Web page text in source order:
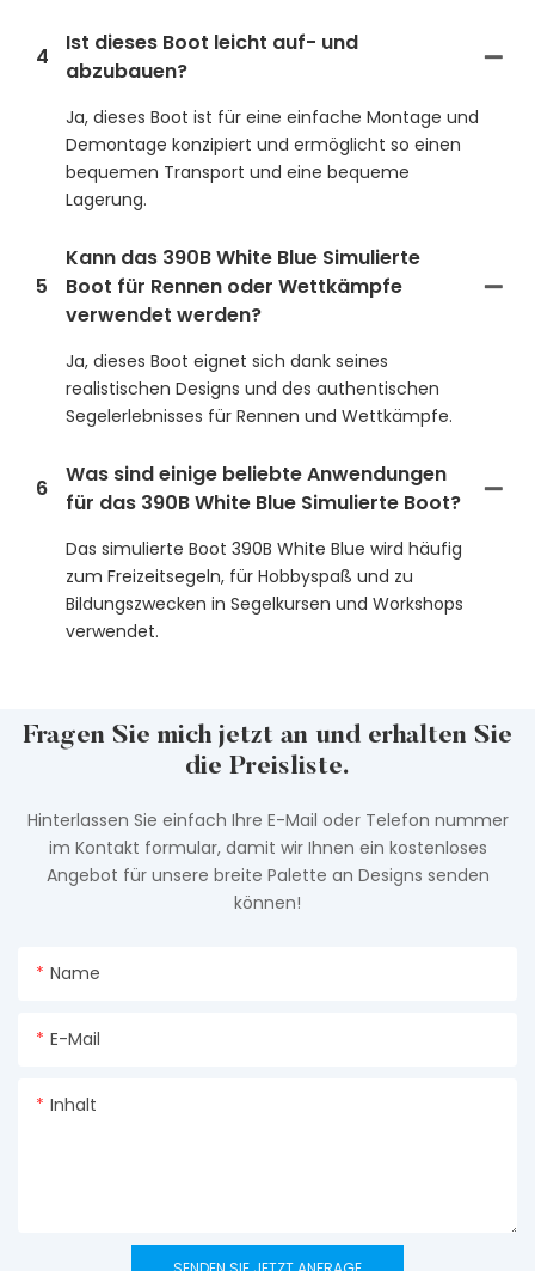
4
Ist dieses Boot leicht auf- und
abzubauen?
Ja, dieses Boot ist für eine einfache Montage und
Demontage konzipiert und ermöglicht so einen
bequemen Transport und eine bequeme
Lagerung.
5
Kann das 390B White Blue Simulierte
Boot für Rennen oder Wettkämpfe
verwendet werden?
Ja, dieses Boot eignet sich dank seines
realistischen Designs und des authentischen
Segelerlebnisses für Rennen und Wettkämpfe.
6
Was sind einige beliebte Anwendungen
für das 390B White Blue Simulierte Boot?
Das simulierte Boot 390B White Blue wird häufig
zum Freizeitsegeln, für Hobbyspaß und zu
Bildungszwecken in Segelkursen und Workshops
verwendet.
Fragen Sie mich jetzt an und erhalten Sie
die Preisliste.
Hinterlassen Sie einfach Ihre E-Mail oder Telefon nummer
im Kontakt formular, damit wir Ihnen ein kostenloses
Angebot für unsere breite Palette an Designs senden
können!
Name
E-Mail
Inhalt